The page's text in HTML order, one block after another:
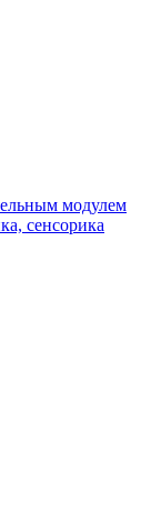
модулем
сенсорика